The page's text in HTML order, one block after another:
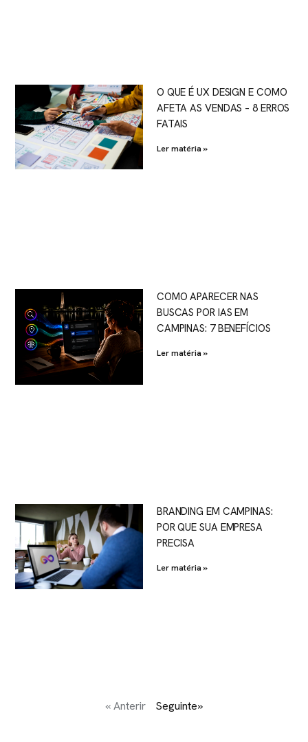
O QUE É UX DESIGN E COMO
AFETA AS VENDAS – 8 ERROS
FATAIS
Ler matéria »
COMO APARECER NAS
BUSCAS POR IAS EM
CAMPINAS: 7 BENEFÍCIOS
Ler matéria »
BRANDING EM CAMPINAS:
POR QUE SUA EMPRESA
PRECISA
Ler matéria »
« Anterir Seguinte»